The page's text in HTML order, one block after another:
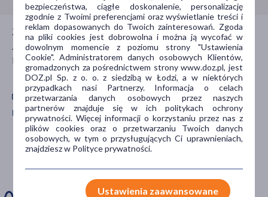
Zadzwoń do nas jeśli potrzebujesz porady farmaceuty.
Jesteśmy dla Ciebie czynni całą dobę, 7 dni w tygodniu,
bezpłatnie.
Pobierz aplikację mobilną Doz.pl
Zdarza Ci się
ominąć dawkę
leku?
bezpieczeństwa, ciągłe doskonalenie, personalizację
zgodnie z Twoimi preferencjami oraz wyświetlanie treści i
reklam dopasowanych do Twoich zainteresowań. Zgoda
na pliki cookies jest dobrowolna i można ją wycofać w
dowolnym momencie z poziomu strony "Ustawienia
Cookie". Administratorem danych osobowych Klientów,
gromadzonych za pośrednictwem strony www.doz.pl, jest
DOZ.pl Sp. z o. o. z siedzibą w Łodzi, a w niektórych
przypadkach nasi Partnerzy. Informacja o celach
przetwarzania danych osobowych przez naszych
partnerów znajduje się w ich politykach ochrony
prywatności. Więcej informacji o korzystaniu przez nas z
plików cookies oraz o przetwarzaniu Twoich danych
osobowych, w tym o przysługujących Ci uprawnieniach,
znajdziesz w Polityce prywatności.
Ustawienia zaawansowane